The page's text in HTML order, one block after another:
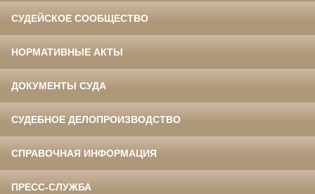
СУДЕЙСКОЕ СООБЩЕСТВО
НОРМАТИВНЫЕ АКТЫ
ДОКУМЕНТЫ СУДА
СУДЕБНОЕ ДЕЛОПРОИЗВОДСТВО
СПРАВОЧНАЯ ИНФОРМАЦИЯ
ПРЕСС-СЛУЖБА